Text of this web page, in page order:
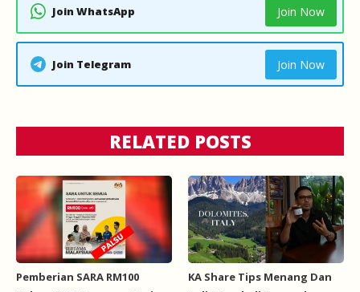
Join WhatsApp Join Now
Join Telegram Join Now
RELATED POSTS
Pemberian SARA RM100
KA Share Tips Menang Dan